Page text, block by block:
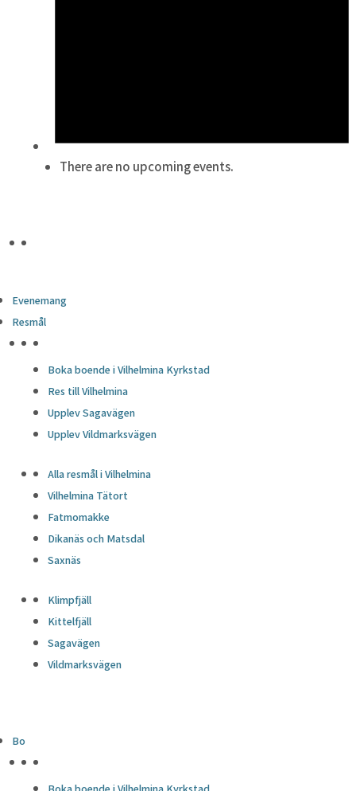
There are no upcoming events.
Evenemang
Resmål
Boka boende i Vilhelmina Kyrkstad
Res till Vilhelmina
Upplev Sagavägen
Upplev Vildmarksvägen
Alla resmål i Vilhelmina
Vilhelmina Tätort
Fatmomakke
Dikanäs och Matsdal
Saxnäs
Klimpfjäll
Kittelfjäll
Sagavägen
Vildmarksvägen
Bo